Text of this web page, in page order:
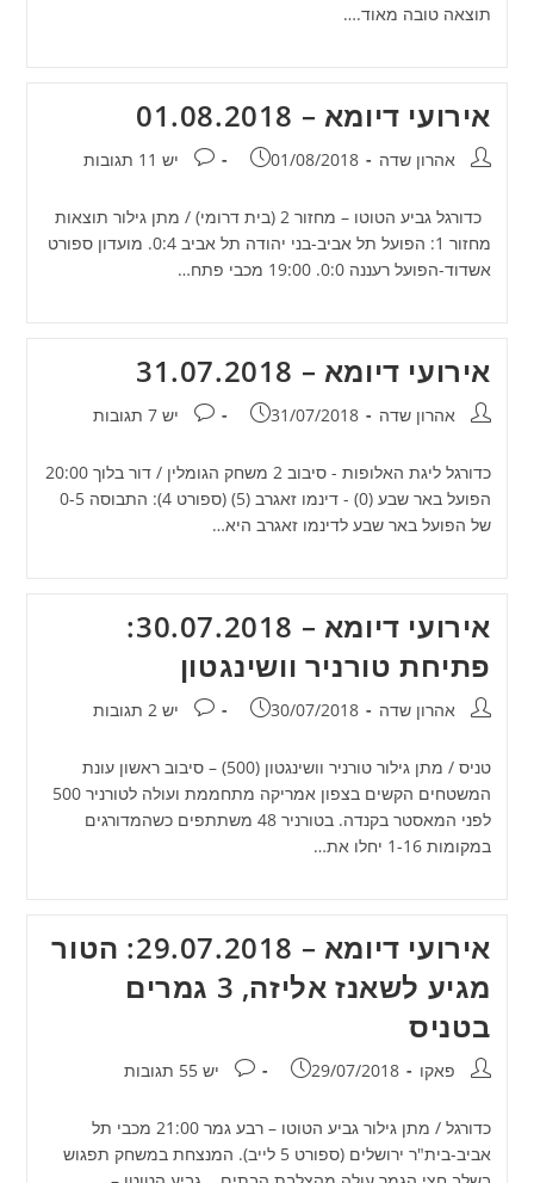
תוצאה טובה מאוד.…
אירועי דיומא – 01.08.2018
מחבר:אהרון שדה פורסם:
01/08/2018 תגובות:
יש 11 תגובות
כדורגל גביע הטוטו – מחזור 2 (בית דרומי) / מתן גילור תוצאות
מחזור 1: הפועל תל אביב-בני יהודה תל אביב 0:4. מועדון ספורט
אשדוד-הפועל רעננה 0:0. 19:00 מכבי פתח…
אירועי דיומא – 31.07.2018
מחבר:אהרון שדה פורסם:
31/07/2018 תגובות:
יש 7 תגובות
כדורגל ליגת האלופות - סיבוב 2 משחק הגומלין / דור בלוך 20:00
הפועל באר שבע (0) - דינמו זאגרב (5) (ספורט 4): התבוסה 0-5
של הפועל באר שבע לדינמו זאגרב היא…
אירועי דיומא – 30.07.2018:
פתיחת טורניר וושינגטון
מחבר:אהרון שדה פורסם:
30/07/2018 תגובות:
יש 2 תגובות
טניס / מתן גילור טורניר וושינגטון (500) – סיבוב ראשון עונת
המשטחים הקשים בצפון אמריקה מתחממת ועולה לטורניר 500
לפני המאסטר בקנדה. בטורניר 48 משתתפים כשהמדורגים
במקומות 1-16 יחלו את…
אירועי דיומא – 29.07.2018: הטור
מגיע לשאנז אליזה, 3 גמרים
בטניס
מחבר:פאקו פורסם:
29/07/2018 תגובות:
יש 55 תגובות
כדורגל / מתן גילור גביע הטוטו – רבע גמר 21:00 מכבי תל
אביב-בית"ר ירושלים (ספורט 5 לייב). המנצחת במשחק תפגוש